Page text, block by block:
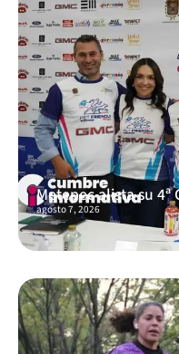
Metepec alista su 4ª
agosto 7, 2026